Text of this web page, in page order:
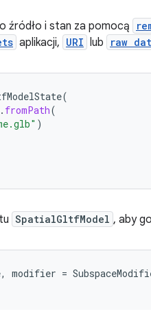
źródło i stan za pomocą
aplikacji, URI lub raw
(
. fromPath(
)
SpatialGltfModel , aby
, modifier =